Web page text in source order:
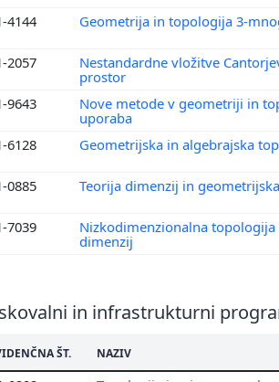
4144 Geometrija in topologija 3-
2057
Nestandardne vložitve
prostor
9643
Nove metode v geometriji in
uporaba
6128 Geometrijska in algebrajska
0885 Teorija dimenzij in
7039
Nizkodimenzionalna
dimenzij
in infrastrukturni
ŠT. NAZIV